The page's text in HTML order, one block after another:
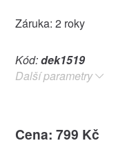
Záruka: 2 roky
Kód:dek1519
Další parametry
Cena: 799 Kč